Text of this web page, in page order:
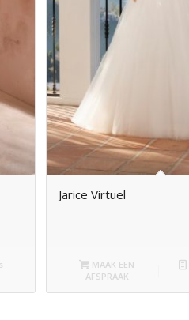
Jarice Virtuel
MAAK EEN
AFSPRAAK